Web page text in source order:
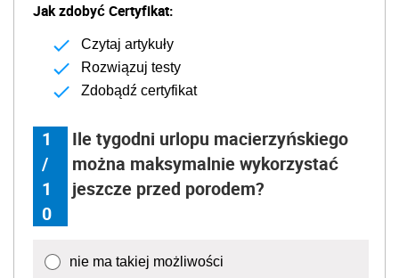
Jak zdobyć Certyfikat:
Czytaj artykuły
Rozwiązuj testy
Zdobądź certyfikat
1
/
1
0
Ile tygodni urlopu macierzyńskiego
można maksymalnie wykorzystać
jeszcze przed porodem?
nie ma takiej możliwości